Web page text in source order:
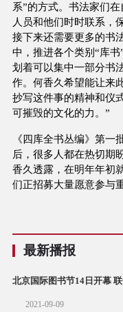
系”的方式。书法家们
人员和他们时时联系，
接下来还需要更多的书
中，推进各个类别“库
划着可以集中一部分书
作。何香久希望能让来
抄写这件事的精神和仪
可摧毁的文化的力。”
《四库全书丛编》第一
后，很多人都在热切期
香久透露，在明年年初
们正招募大量愿意参与
最新播报
北京国际图书节14日开幕
2021-09-09